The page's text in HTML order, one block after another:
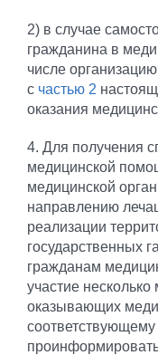
2) в случае
гражданина в
числе
с частью 2
оказания
4. Для получения
медицинской
медицинской
направлению
реализации
государственных
гражданам
участие
оказывающих